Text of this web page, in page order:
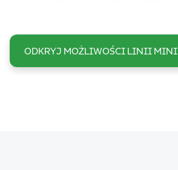
ODKRYJ MOŻLIWOŚCI LINII MINI